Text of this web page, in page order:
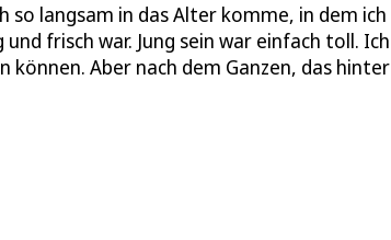
so langsam in das Alter komme, in dem ich
frisch war. Jung sein war einfach toll. Ich
Aber nach dem Ganzen, das hinter